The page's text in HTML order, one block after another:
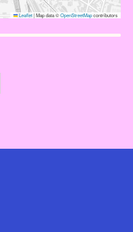
Leaflet|Map data ©OpenStreetMapcontributors